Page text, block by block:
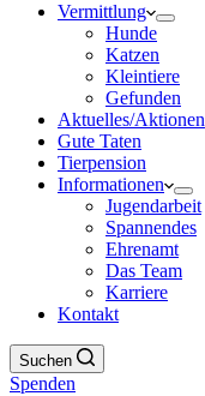
Vermittlung
Hunde
Katzen
Kleintiere
Gefunden
Aktuelles/Aktionen
Gute Taten
Tierpension
Informationen
Jugendarbeit
Spannendes
Ehrenamt
Das Team
Karriere
Kontakt
Suchen
Spenden